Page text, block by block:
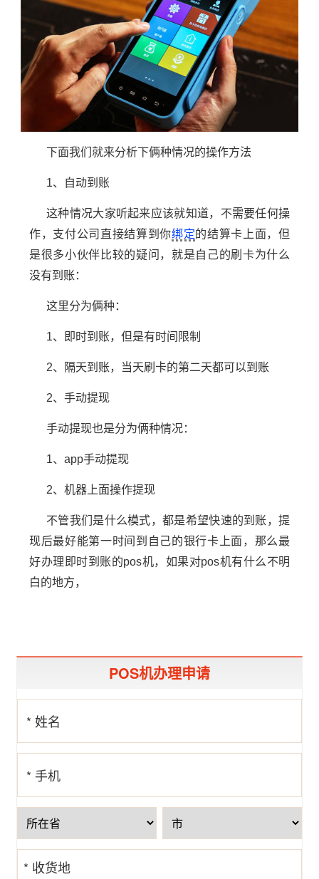
下面我们就来分析下俩种情况的操作方法
1、自动到账
这种情况大家听起来应该就知道，不需要任何操
作，支付公司直接结算到你绑定的结算卡上面，但
是很多小伙伴比较的疑问，就是自己的刷卡为什么
没有到账：
这里分为俩种：
1、 即时到账，但是有时间限制
2、 隔天到账，当天刷卡的第二天都可以到账
2、手动提现
手动提现也是分为俩种情况：
1、app手动提现
2、机器上面操作提现
不管我们是什么模式，都是希望快速的到账，提
现后最好能第一时间到自己的银行卡上面，那么最
好办理即时到账的pos机，如果对pos机有什么不明
白的地方，
POS机办理申请
* 姓名
* 手机
号
* 收货地